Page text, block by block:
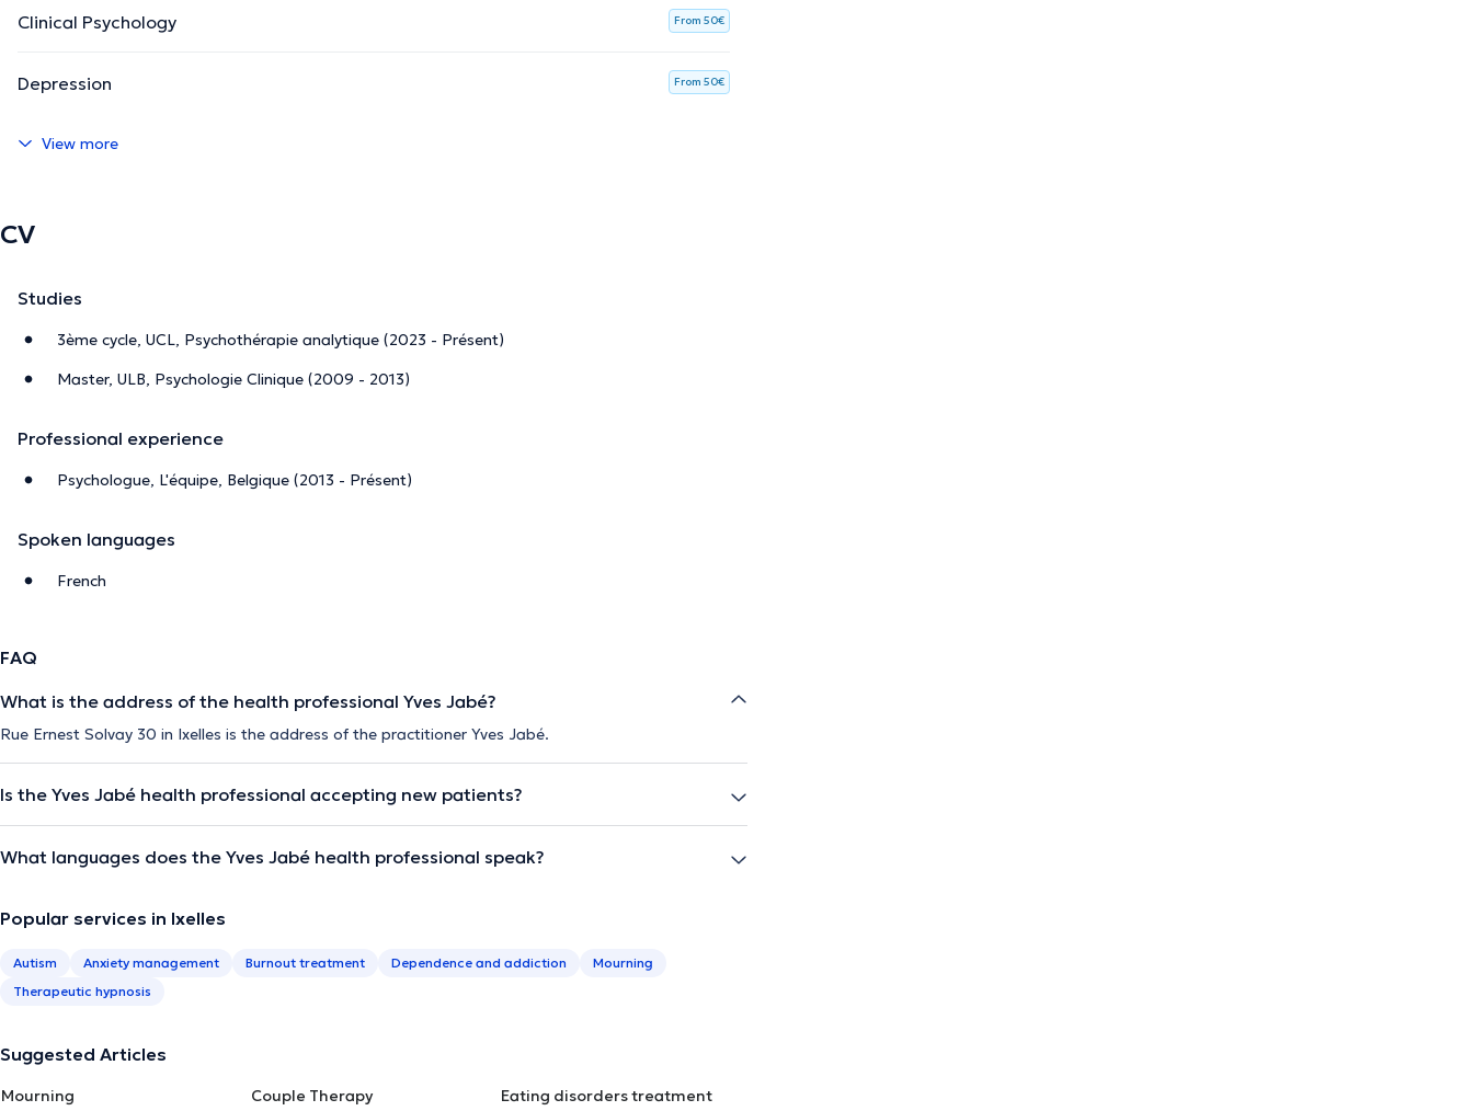
Clinical Psychology From 50€
Depression From 50€
View more
CV
Studies
3ème cycle, UCL, Psychothérapie analytique (2023 - Présent)
Master, ULB, Psychologie Clinique (2009 - 2013)
Professional experience
Psychologue, L'équipe, Belgique (2013 - Présent)
Spoken languages
French
FAQ
What is the address of the health professional Yves Jabé?
Rue Ernest Solvay 30 in Ixelles is the address of the practitioner Yves Jabé.
Is the Yves Jabé health professional accepting new patients?
What languages does the Yves Jabé health professional speak?
Popular services in Ixelles
Autism Anxiety management Burnout treatment Dependence and addiction
Mourning
Therapeutic hypnosis
Suggested Articles
Mourning
Couple Therapy
Eating disorders treatment